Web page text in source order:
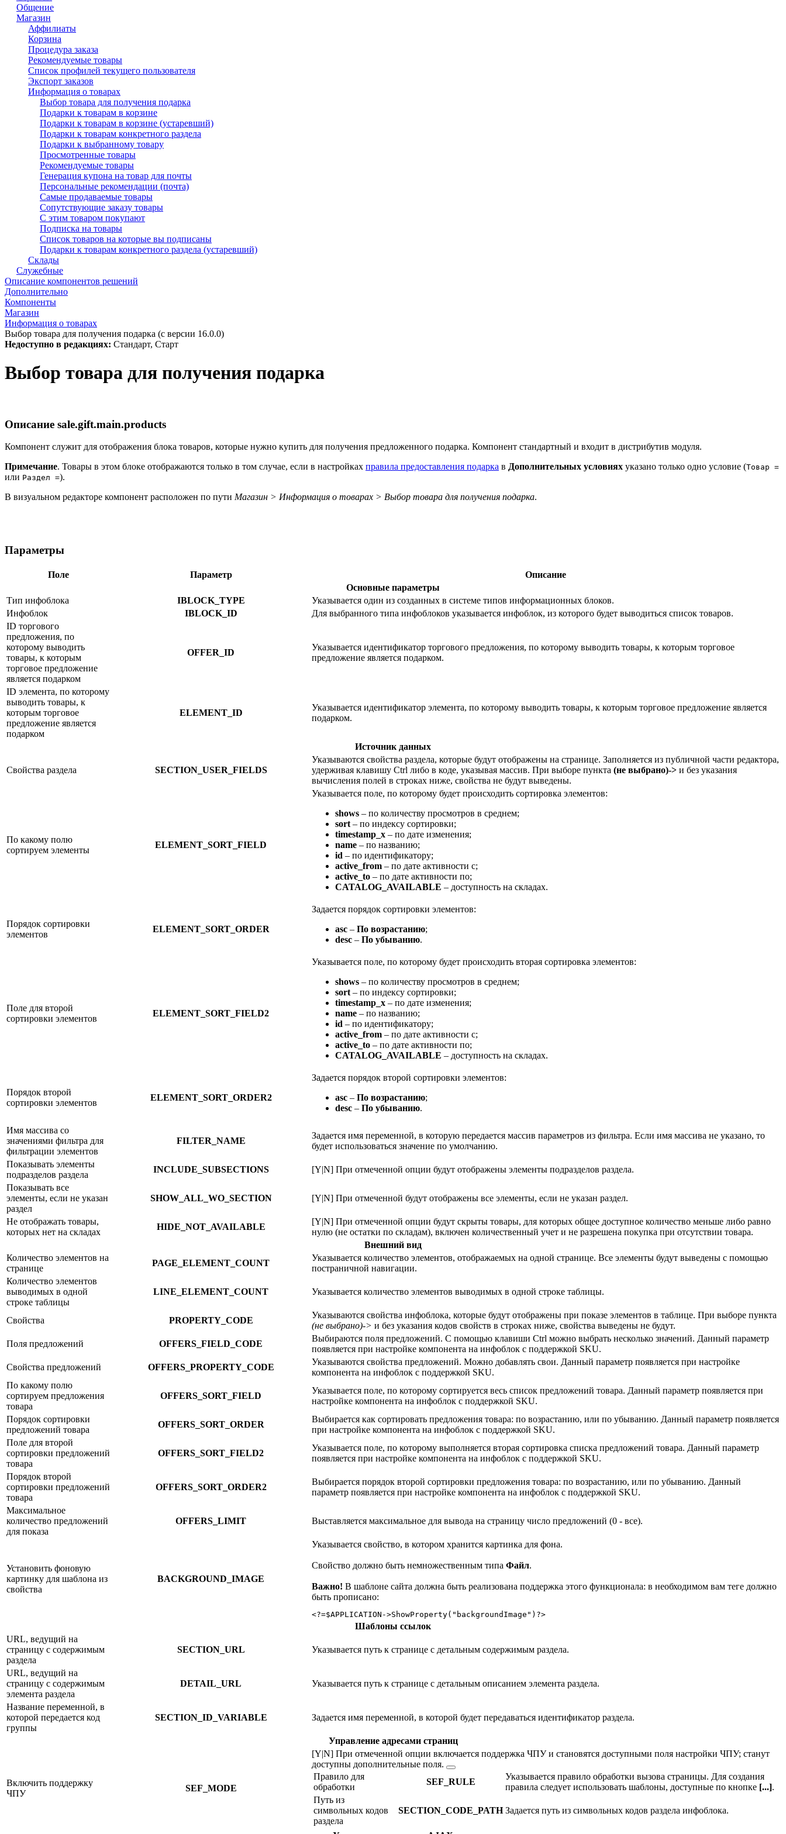
Общение
Магазин
Аффилиаты
Корзина
Процедура заказа
Рекомендуемые товары
Список профилей текущего пользователя
Экспорт заказов
Информация о товарах
Выбор товара для получения подарка
Подарки к товарам в корзине
Подарки к товарам в корзине (устаревший)
Подарки к товарам конкретного раздела
Подарки к выбранному товару
Просмотренные товары
Рекомендуемые товары
Генерация купона на товар для почты
Персональные рекомендации (почта)
Самые продаваемые товары
Сопутствующие заказу товары
С этим товаром покупают
Подписка на товары
Список товаров на которые вы подписаны
Подарки к товарам конкретного раздела (устаревший)
Склады
Служебные
Описание компонентов решений
Дополнительно
Компоненты
Магазин
Информация о товарах
Выбор товара для получения подарка (с версии 16.0.0)
Недоступно в редакциях: Стандарт, Старт
Выбор товара для получения подарка
Описание sale.gift.main.products
Компонент служит для отображения блока товаров, которые нужно купить для получения предложенного подарка. Компонент стандартный и входит в дистрибутив модуля.
Примечание. Товары в этом блоке отображаются только в том случае, если в настройках правила предоставления подарка в Дополнительных условиях указано только одно условие (Товар =
или Раздел =).
В визуальном редакторе компонент расположен по пути Магазин > Информация о товарах > Выбор товара для получения подарка.
Параметры
Поле Параметр
Описание
Основные параметры
Тип инфоблока
IBLOCK_TYPE
Указывается один из созданных в системе типов информационных блоков.
Инфоблок
IBLOCK_ID
Для выбранного типа инфоблоков указывается инфоблок, из которого будет выводиться список товаров.
ID торгового
предложения, по
которому выводить
товары, к которым
торговое предложение
является подарком
OFFER_ID
Указывается идентификатор торгового предложения, по которому выводить товары, к которым торговое
предложение является подарком.
ID элемента, по которому
выводить товары, к
которым торговое
предложение является
подарком
ELEMENT_ID
Указывается идентификатор элемента, по которому выводить товары, к которым торговое предложение является
подарком.
Источник данных
Свойства раздела SECTION_USER_FIELDS
Указываются свойства раздела, которые будут отображены на странице. Заполняется из публичной части редактора,
удерживая клавишу Ctrl либо в коде, указывая массив. При выборе пункта (не выбрано)-> и без указания
вычисления полей в строках ниже, свойства не будут выведены.
По какому полю
сортируем элементы
ELEMENT_SORT_FIELD
Указывается поле, по которому будет происходить сортировка элементов:
shows – по количеству просмотров в среднем;
sort – по индексу сортировки;
timestamp_x – по дате изменения;
name – по названию;
id – по идентификатору;
active_from – по дате активности с;
active_to – по дате активности по;
CATALOG_AVAILABLE – доступность на складах.
Порядок сортировки
элементов
ELEMENT_SORT_ORDER
Задается порядок сортировки элементов:
asc – По возрастанию;
desc – По убыванию.
Поле для второй
сортировки элементов
ELEMENT_SORT_FIELD2
Указывается поле, по которому будет происходить вторая сортировка элементов:
shows – по количеству просмотров в среднем;
sort – по индексу сортировки;
timestamp_x – по дате изменения;
name – по названию;
id – по идентификатору;
active_from – по дате активности с;
active_to – по дате активности по;
CATALOG_AVAILABLE – доступность на складах.
Порядок второй
сортировки элементов
ELEMENT_SORT_ORDER2
Задается порядок второй сортировки элементов:
asc – По возрастанию;
desc – По убыванию.
Имя массива со
значениями фильтра для
фильтрации элементов
FILTER_NAME
Задается имя переменной, в которую передается массив параметров из фильтра. Если имя массива не указано, то
будет использоваться значение по умолчанию.
Показывать элементы
подразделов раздела
INCLUDE_SUBSECTIONS
[Y|N] При отмеченной опции будут отображены элементы подразделов раздела.
Показывать все
элементы, если не указан
раздел
SHOW_ALL_WO_SECTION [Y|N] При отмеченной будут отображены все элементы, если не указан раздел.
Не отображать товары,
которых нет на складах
HIDE_NOT_AVAILABLE
[Y|N] При отмеченной опции будут скрыты товары, для которых общее доступное количество меньше либо равно
нулю (не остатки по складам), включен количественный учет и не разрешена покупка при отсутствии товара.
Внешний вид
Количество элементов на
странице
PAGE_ELEMENT_COUNT
Указывается количество элементов, отображаемых на одной странице. Все элементы будут выведены с помощью
постраничной навигации.
Количество элементов
выводимых в одной
строке таблицы
LINE_ELEMENT_COUNT Указывается количество элементов выводимых в одной строке таблицы.
Свойства PROPERTY_CODE
Указываются свойства инфоблока, которые будут отображены при показе элементов в таблице. При выборе пункта
(не выбрано)-> и без указания кодов свойств в строках ниже, свойства выведены не будут.
Поля предложений
OFFERS_FIELD_CODE
Выбираются поля предложений. С помощью клавиши Ctrl можно выбрать несколько значений. Данный параметр
появляется при настройке компонента на инфоблок с поддержкой SKU.
Свойства предложений
OFFERS_PROPERTY_CODE
Указываются свойства предложений. Можно добавлять свои. Данный параметр появляется при настройке
компонента на инфоблок с поддержкой SKU.
По какому полю
сортируем предложения
товара
OFFERS_SORT_FIELD
Указывается поле, по которому сортируется весь список предложений товара. Данный параметр появляется при
настройке компонента на инфоблок с поддержкой SKU.
Порядок сортировки
предложений товара
OFFERS_SORT_ORDER
Выбирается как сортировать предложения товара: по возрастанию, или по убыванию. Данный параметр появляется
при настройке компонента на инфоблок с поддержкой SKU.
Поле для второй
сортировки предложений
товара
OFFERS_SORT_FIELD2
Указывается поле, по которому выполняется вторая сортировка списка предложений товара. Данный параметр
появляется при настройке компонента на инфоблок с поддержкой SKU.
Порядок второй
сортировки предложений
товара
OFFERS_SORT_ORDER2
Выбирается порядок второй сортировки предложения товара: по возрастанию, или по убыванию. Данный
параметр появляется при настройке компонента на инфоблок с поддержкой SKU.
Максимальное
количество предложений
для показа
OFFERS_LIMIT Выставляется максимальное для вывода на страницу число предложений (0 - все).
Установить фоновую
картинку для шаблона из
свойства
BACKGROUND_IMAGE
Указывается свойство, в котором хранится картинка для фона.
Свойство должно быть немножественным типа Файл.
Важно! В шаблоне сайта должна быть реализована поддержка этого функционала: в необходимом вам теге должно
быть прописано:
<?=$APPLICATION ->ShowProperty( "backgroundImage" ) ?>
Шаблоны ссылок
URL, ведущий на
страницу с содержимым
раздела
SECTION_URL Указывается путь к странице с детальным содержимым раздела.
URL, ведущий на
страницу с содержимым
элемента раздела
DETAIL_URL Указывается путь к странице с детальным описанием элемента раздела.
Название переменной, в
которой передается код
группы
SECTION_ID_VARIABLE Задается имя переменной, в которой будет передаваться идентификатор раздела.
Управление адресами страниц
Включить поддержку
ЧПУ
SEF_MODE
[Y|N] При отмеченной опции включается поддержка ЧПУ и становятся доступными поля настройки ЧПУ; станут
доступны дополнительные поля.
Правило для
обработки
SEF_RULE
Указывается правило обработки вызова страницы. Для создания
правила следует использовать шаблоны, доступные по кнопке [...].
Путь из
символьных кодов
раздела
SECTION_CODE_PATH Задается путь из символьных кодов раздела инфоблока.